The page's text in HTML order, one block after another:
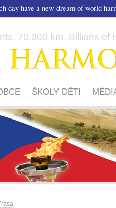
day have a new dream of world
70,000 km, Billions of
ŠKOLY DĚTI